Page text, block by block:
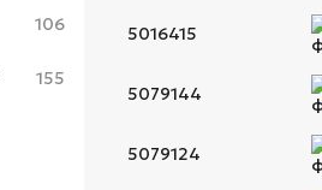
5016415
5079144
5079124
106
155